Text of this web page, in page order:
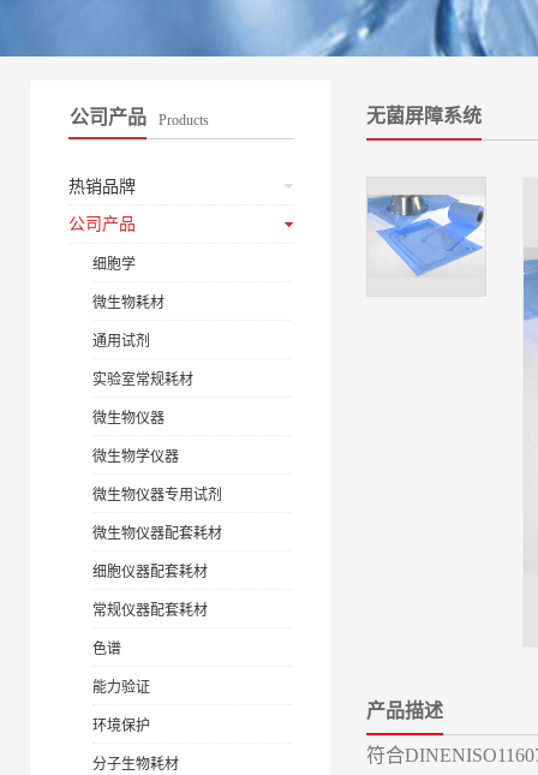
公司产品 Products
热销品牌
公司产品
细胞学
微生物耗材
通用试剂
实验室常规耗材
微生物仪器
微生物学仪器
微生物仪器专用试剂
微生物仪器配套耗材
细胞仪器配套耗材
常规仪器配套耗材
色谱
能力验证
环境保护
分子生物耗材
无菌屏障系统
产品描述
符合